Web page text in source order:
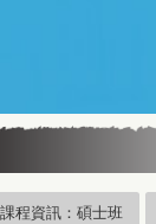
課程資訊：碩士班